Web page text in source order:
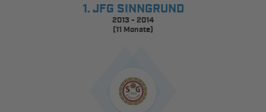
1. JFG SINNGRUND
2013 - 2014
(11 Monate)